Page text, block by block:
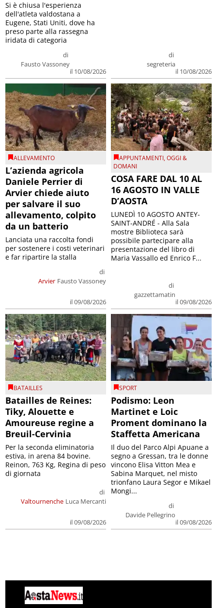
di
Fausto Vassoney
il 10/08/2026
Si è chiusa l'esperienza
dell'atleta valdostana a
Eugene, Stati Uniti, dove ha
preso parte alla rassegna
iridata di categoria
di
segreteria
il 10/08/2026
ALLEVAMENTO
L’azienda agricola
Daniele Perrier di
Arvier chiede aiuto
per salvare il suo
allevamento, colpito
da un batterio
Arvier
di
Fausto Vassoney
il 09/08/2026
Lanciata una raccolta fondi
per sostenere i costi veterinari
e far ripartire la stalla
APPUNTAMENTI,OGGI &
DOMANI
COSA FARE DAL 10 AL
16 AGOSTO IN VALLE
D’AOSTA
di
gazzettamatin
il 09/08/2026
LUNEDÌ 10 AGOSTO ANTEY-
SAINT-ANDRÉ - Alla Sala
mostre Biblioteca sarà
possibile partecipare alla
presentazione del libro di
Maria Vassallo ed Enrico F...
BATAILLES
Batailles de Reines:
Tiky, Alouette e
Amoureuse regine a
Breuil-Cervinia
Valtournenche
di
Luca Mercanti
il 09/08/2026
Per la seconda eliminatoria
estiva, in arena 84 bovine.
Reinon, 763 Kg, Regina di peso
di giornata
SPORT
Podismo: Leon
Martinet e Loic
Proment dominano la
Staffetta Americana
di
Davide Pellegrino
il 09/08/2026
Il duo del Parco Alpi Apuane a
segno a Gressan, tra le donne
vincono Elisa Vitton Mea e
Sabina Marquet, nel misto
trionfano Laura Segor e Mikael
Mongi...